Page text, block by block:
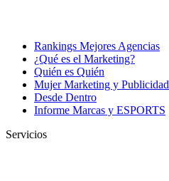
Rankings Mejores Agencias
¿Qué es el Marketing?
Quién es Quién
Mujer Marketing y Publicidad
Desde Dentro
Informe Marcas y ESPORTS
Servicios